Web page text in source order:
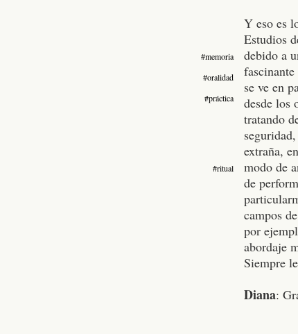
Y eso es
Estudios
debido a
#memoria
#oralidad
#práctica
se ve en
desde los
tratando
extraña,
modo de
#ritual
de
campos
por
abordaje
Siempre
Diana: